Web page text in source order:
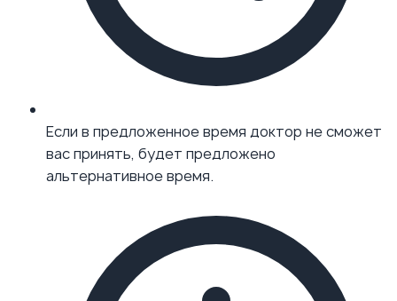
Если в предложенное время доктор не сможет
вас принять, будет предложено
альтернативное время.